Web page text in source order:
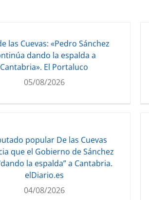
las Cuevas: «Pedro Sánchez
dando la espalda a
Cantabria». El Portaluco
05/08/2026
popular De las Cuevas
que el Gobierno de Sánchez
la espalda” a Cantabria.
elDiario.es
04/08/2026